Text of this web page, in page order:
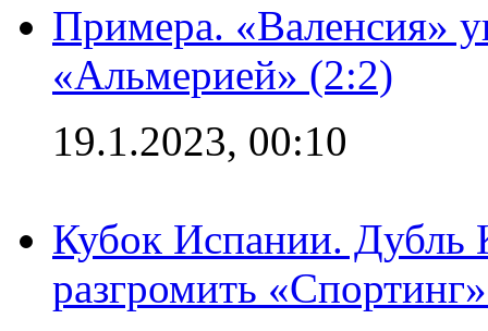
Примера. «Валенсия»
«Альмерией» (2:2)
19.1.2023, 00:10
Кубок Испании. Дубль
разгромить